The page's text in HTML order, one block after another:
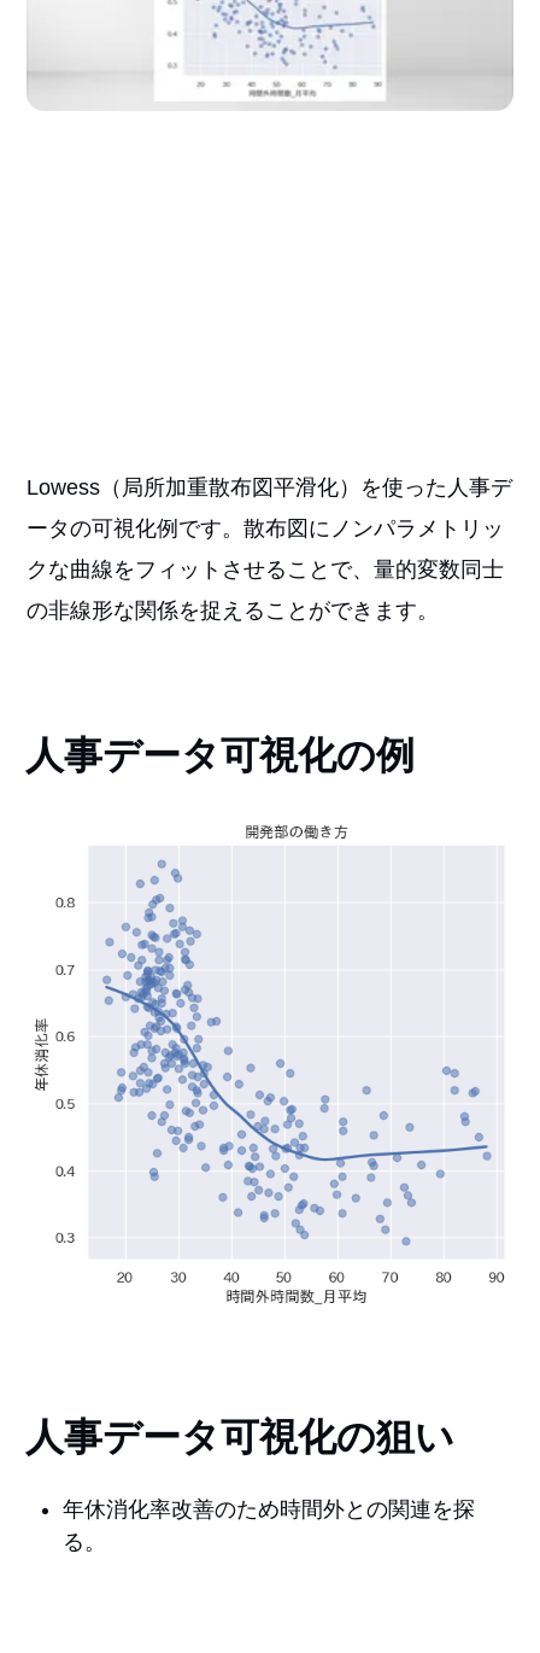
Lowess（局所加重散布図平滑化）を使った人事デ
ータの可視化例です。散布図にノンパラメトリッ
クな曲線をフィットさせることで、量的変数同士
の非線形な関係を捉えることができます。
人事データ可視化の例
人事データ可視化の狙い
年休消化率改善のため時間外との関連を探
る。